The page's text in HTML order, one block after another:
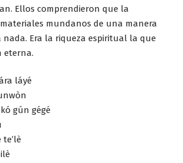
Ellos comprendieron que la
mundanos de una manera
Era la riqueza espiritual la que
eterna.
láyé
gún gégé